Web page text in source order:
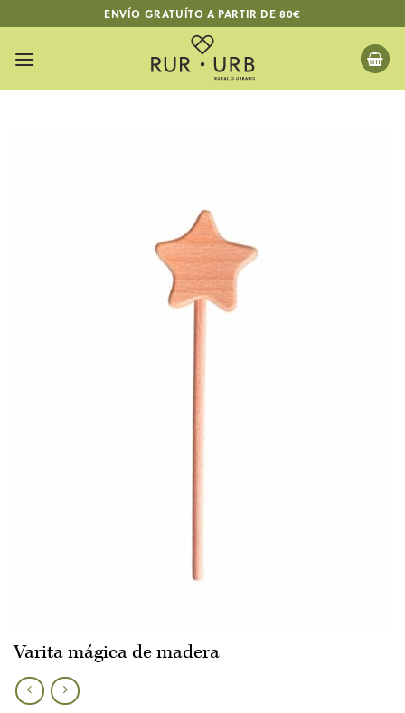
to
content
ENVÍO GRATUÍTO A PARTIR DE 80€
Varita mágica de madera